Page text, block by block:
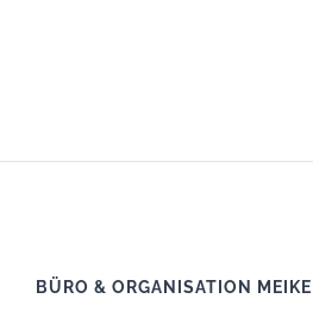
BÜRO & ORGANISATION